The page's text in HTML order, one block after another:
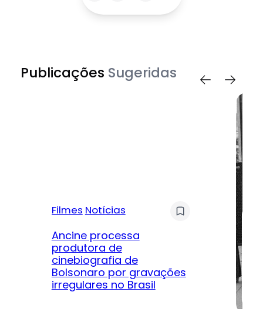
Publicações Sugeridas
Filmes Notícias
Ancine processa
produtora de
cinebiografia de
Bolsonaro por gravações
irregulares no Brasil